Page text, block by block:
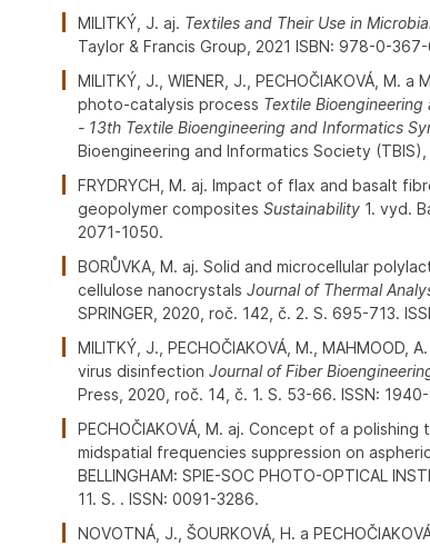
MILITKÝ, J. aj. Textiles and Their Use in
Taylor & Francis Group, 2021 ISBN: 978-0-
MILITKÝ, J., WIENER, J., PECHOČIAKOVÁ, M.
photo-catalysis process Textile
- 13th Textile Bioengineering and Informatics
Bioengineering and Informatics Society
FRYDRYCH, M. aj. Impact of flax and basalt
geopolymer composites Sustainability 1. vyd.
2071-1050.
BORŮVKA, M. aj. Solid and microcellular
cellulose nanocrystals Journal of Thermal
SPRINGER, 2020, roč. 142, č. 2. S. 695-713.
MILITKÝ, J., PECHOČIAKOVÁ, M.,
virus disinfection Journal of Fiber
Press, 2020, roč. 14, č. 1. S. 53-66. ISSN:
PECHOČIAKOVÁ, M. aj. Concept of a
midspatial frequencies suppression on
BELLINGHAM: SPIE-SOC PHOTO-OPTICAL
11. S. . ISSN: 0091-3286.
NOVOTNÁ, J., ŠOURKOVÁ, H. a